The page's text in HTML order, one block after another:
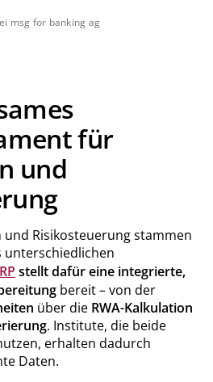
msg for banking ag
für
und
Risikosteuerung stammen
unterschiedlichen
stellt dafür eine integrierte,
bereit – von der
über die RWA-Kalkulation
. Institute, die beide
erhalten dadurch
Daten.